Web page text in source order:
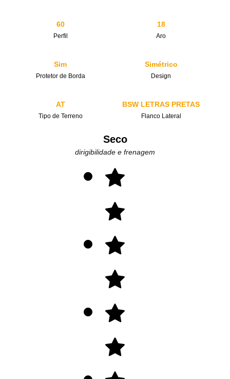
60
Perfil
18
Aro
Sim
Protetor de Borda
Simétrico
Design
AT
Tipo de Terreno
BSW LETRAS PRETAS
Flanco Lateral
Seco
dirigibilidade e frenagem